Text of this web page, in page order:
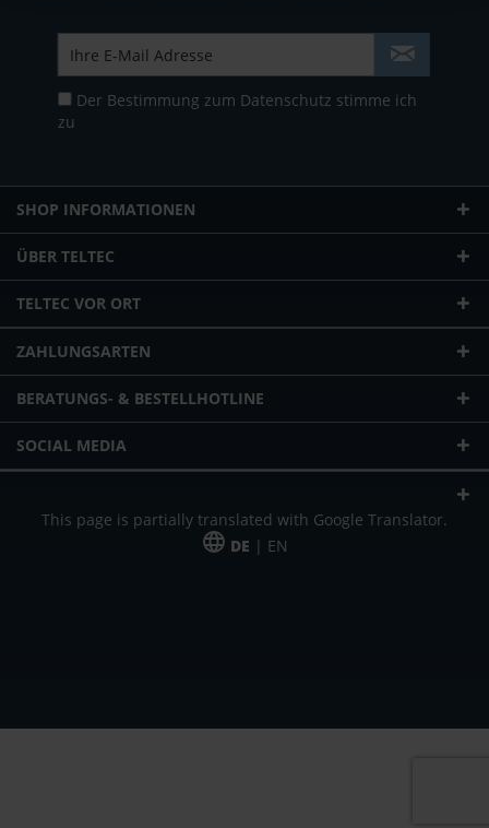
Der Bestimmung zum Datenschutz stimme ich
zu
SHOP INFORMATIONEN
ÜBER TELTEC
TELTEC VOR ORT
ZAHLUNGSARTEN
BERATUNGS- & BESTELLHOTLINE
SOCIAL MEDIA
This page is partially translated with Google Translator.
DE | EN